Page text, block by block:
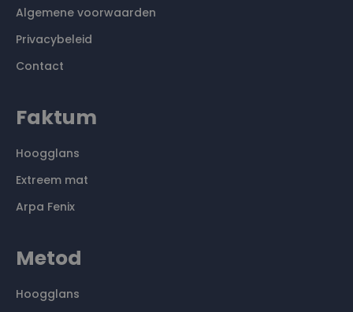
Algemene voorwaarden
Privacybeleid
Contact
Faktum
Hoogglans
Extreem mat
Arpa Fenix
Metod
Hoogglans